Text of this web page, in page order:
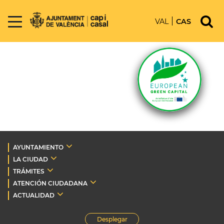
VAL CAS
AYUNTAMIENTO
LA CIUDAD
TRÁMITES
ATENCIÓN CIUDADANA
ACTUALIDAD
Desplegar